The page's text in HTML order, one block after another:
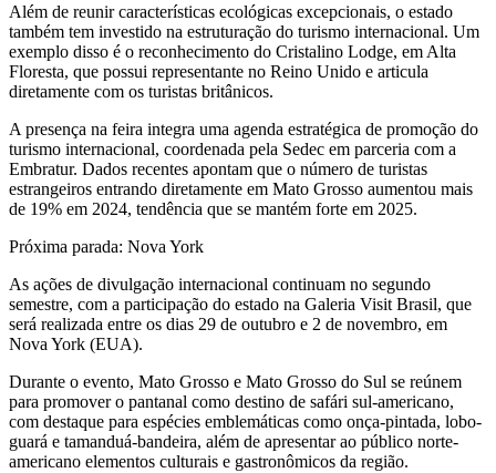
Além de reunir características ecológicas excepcionais, o estado
também tem investido na estruturação do turismo internacional. Um
exemplo disso é o reconhecimento do Cristalino Lodge, em Alta
Floresta, que possui representante no Reino Unido e articula
diretamente com os turistas britânicos.
A presença na feira integra uma agenda estratégica de promoção do
turismo internacional, coordenada pela Sedec em parceria com a
Embratur. Dados recentes apontam que o número de turistas
estrangeiros entrando diretamente em Mato Grosso aumentou mais
de 19% em 2024, tendência que se mantém forte em 2025.
Próxima parada: Nova York
As ações de divulgação internacional continuam no segundo
semestre, com a participação do estado na Galeria Visit Brasil, que
será realizada entre os dias 29 de outubro e 2 de novembro, em
Nova York (EUA).
Durante o evento, Mato Grosso e Mato Grosso do Sul se reúnem
para promover o pantanal como destino de safári sul-americano,
com destaque para espécies emblemáticas como onça-pintada, lobo-
guará e tamanduá-bandeira, além de apresentar ao público norte-
americano elementos culturais e gastronômicos da região.